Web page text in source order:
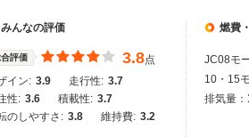
みんなの評価
評価 3.8点
イン: 3.9 走行性: 3.7
性: 3.6 積載性: 3.7
のしやすさ: 3.8 維持費: 3.2
燃費
JC08モ
10・15
排気量：